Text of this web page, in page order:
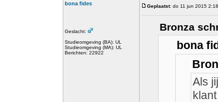
bona fides
Geslacht:
Studieomgeving (BA): UL
Studieomgeving (MA): UL
Berichten: 22922
Geplaatst: do 11 jun 2015 2:18
Bronza
bona
Als